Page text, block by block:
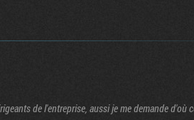
de l'entreprise, aussi je me demande d'où